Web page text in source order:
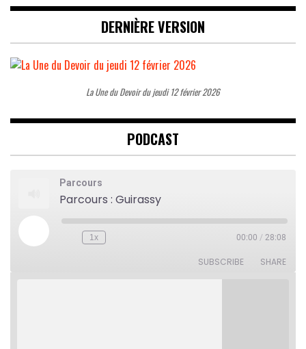
DERNIÈRE VERSION
La Une du Devoir du jeudi 12 février 2026
PODCAST
Parcours
Parcours : Guirassy
Play
Episode
Rewind
1x 00:00 / 28:08
SUBSCRIBE SHARE